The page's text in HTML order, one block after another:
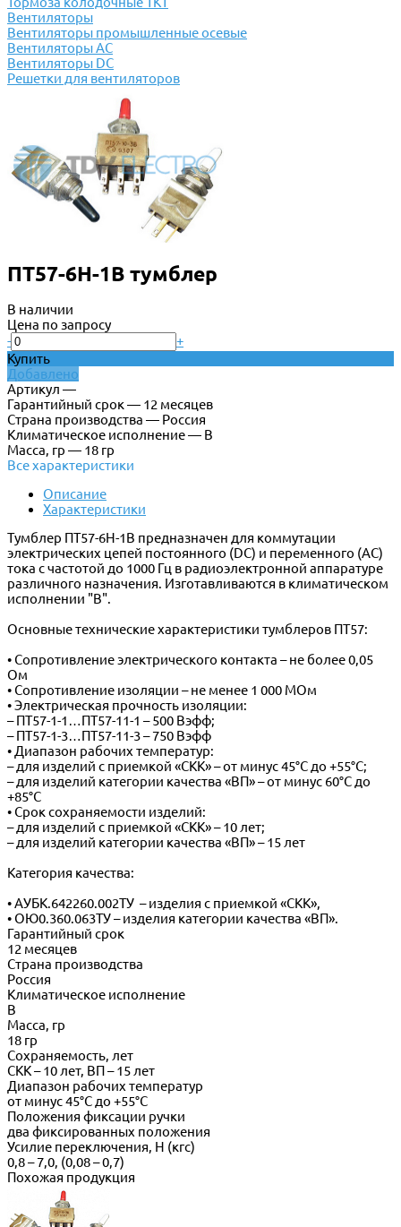
Вентиляторы
Вентиляторы промышленные осевые
Вентиляторы АС
Вентиляторы DC
Решетки для вентиляторов
ПТ57-6Н-1В тумблер
В наличии
Цена по запросу
-
+
Купить
Добавлено
Артикул —
Гарантийный срок — 12 месяцев
Страна производства — Россия
Климатическое исполнение — В
Масса, гр — 18 гр
Все характеристики
Описание
Характеристики
Тумблер ПТ57-6Н-1В предназначен для коммутации
электрических цепей постоянного (DC) и переменного (AC)
тока с частотой до 1000 Гц в радиоэлектронной аппаратуре
различного назначения. Изготавливаются в климатическом
исполнении "В".
Основные технические характеристики тумблеров ПТ57:
• Сопротивление электрического контакта – не более 0,05
Ом
• Сопротивление изоляции – не менее 1 000 МОм
• Электрическая прочность изоляции:
– ПТ57-1-1…ПТ57-11-1 – 500 Вэфф;
– ПТ57-1-3…ПТ57-11-3 – 750 Вэфф
• Диапазон рабочих температур:
– для изделий с приемкой «СКК» – от минус 45°С до +55°С;
– для изделий категории качества «ВП» – от минус 60°С до
+85°С
• Срок сохраняемости изделий:
– для изделий с приемкой «СКК» – 10 лет;
– для изделий категории качества «ВП» – 15 лет
Категория качества:
• АУБК.642260.002ТУ – изделия с приемкой «СКК»,
• ОЮ0.360.063ТУ – изделия категории качества «ВП».
Гарантийный срок
12 месяцев
Страна производства
Россия
Климатическое исполнение
В
Масса, гр
18 гр
Сохраняемость, лет
СКК – 10 лет, ВП – 15 лет
Диапазон рабочих температур
от минус 45°С до +55°С
Положения фиксации ручки
два фиксированных положения
Усилие переключения, Н (кгс)
0,8 – 7,0, (0,08 – 0,7)
Похожая продукция